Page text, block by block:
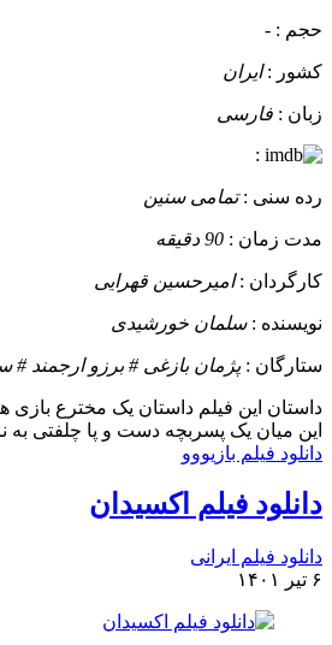
حجم : -
کشور :ایران
زبان : فارسی
:
رده سنی :تمامی سنین
مدت زمان : 90 دقیقه
کارگردان :امیرحسین قهرایی
نویسنده :سلمان خورشیدی
ستارگان :پژمان بازغی # برزو ارجمند #
داستان این فیلم داستان یک مخترع
این میان یک پسربچه دست و پا چلفتی به
دانلود فیلم بازيووو
دانلود فیلم اکسیدان
دانلود فیلم ایرانی
۶ تیر ۱۴۰۱